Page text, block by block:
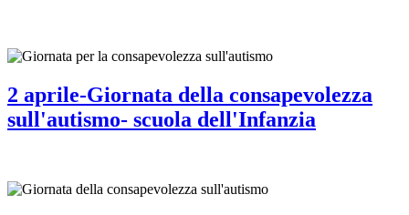
2 aprile-Giornata della consapevolezza
sull'autismo- scuola dell'Infanzia